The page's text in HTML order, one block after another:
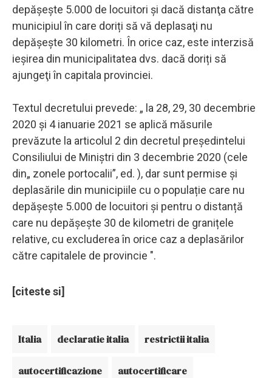
depășește 5.000 de locuitori și dacă distanţa către
municipiul în care doriți să vă deplasaţi nu
depășește 30 kilometri. În orice caz, este interzisă
ieșirea din municipalitatea dvs. dacă doriți să
ajungeţi în capitala provinciei.
Textul decretului prevede: „ la 28, 29, 30 decembrie
2020 și 4 ianuarie 2021 se aplică măsurile
prevăzute la articolul 2 din decretul președintelui
Consiliului de Miniștri din 3 decembrie 2020 (cele
din„ zonele portocalii”, ed. ), dar sunt permise și
deplasările din municipiile cu o populație care nu
depășește 5.000 de locuitori și pentru o distanță
care nu depășește 30 de kilometri de granițele
relative, cu excluderea în orice caz a deplasărilor
către capitalele de provincie ".
[citeste si]
Italia declaratie italia restrictii italia
autocertificazione autocertificare